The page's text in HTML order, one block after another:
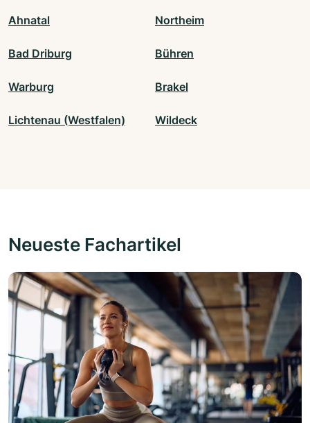
Ahnatal Northeim
Bad Driburg Bühren
Warburg Brakel
Lichtenau (Westfalen) Wildeck
Neueste Fachartikel